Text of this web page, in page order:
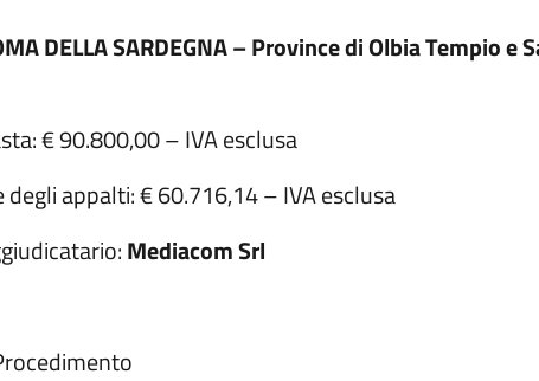
DELLA SARDEGNA – Province di Olbia Tempio e
€ 90.800,00 – IVA esclusa
appalti: € 60.716,14 – IVA esclusa
Mediacom Srl